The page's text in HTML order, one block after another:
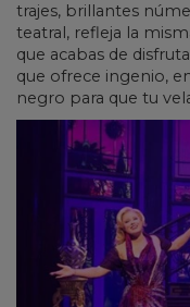
trajes, brillantes
teatral, refleja la
que acabas de
que ofrece ingenio,
negro para que tu